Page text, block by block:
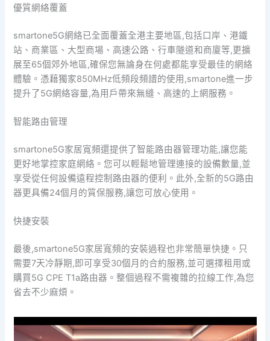
優質網絡覆蓋
smartone5G網絡已全面覆蓋全港主要地區,包括口岸、港鐵
站、商業區、大型商場、高速公路、行車隧道和商廈等,更擴
展至65個郊外地區,確保您無論身在何處都能享受最佳的網絡
體驗。憑藉獨家850MHz低頻段頻譜的使用,smartone進一步
提升了5G網絡容量,為用戶帶來無縫、高速的上網服務。
智能路由管理
smartone5G家居寬頻還提供了智能路由器管理功能,讓您能
更好地掌控家庭網絡。您可以輕鬆地管理連接的設備數量,並
享受從任何設備遠程控制路由器的便利。此外,全新的5G路由
器更具備24個月的質保服務,讓您可放心使用。
快捷安裝
最後,smartone5G家居寬頻的安裝過程也非常簡單快捷。只
需要7天冷靜期,即可享受30個月的合約服務,並可選擇租用或
購買5G CPE T1a路由器。整個過程不需複雜的拉線工作,為您
省去不少麻煩。